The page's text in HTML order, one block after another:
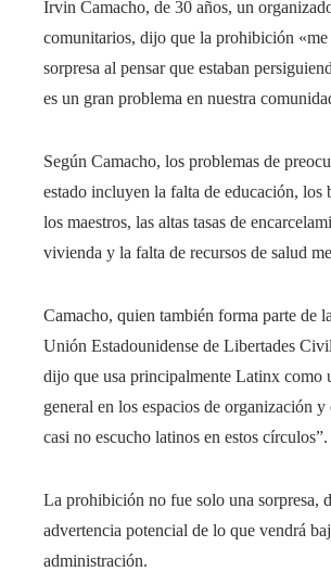
Irvin Camacho, de 30 años, un
comunitarios, dijo que la prohibición
sorpresa al pensar que estaban
es un gran problema en nuestra
Según Camacho, los problemas de
estado incluyen la falta de educación, los
los maestros, las altas tasas de
vivienda y la falta de recursos de salud
Camacho, quien también forma parte de
Unión Estadounidense de Libertades
dijo que usa principalmente Latinx como
general en los espacios de organización
casi no escucho latinos en estos círculos”.
La prohibición no fue solo una sorpresa,
advertencia potencial de lo que vendrá
administración.